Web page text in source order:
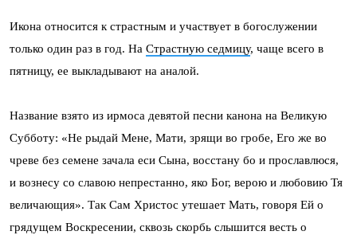
Икона относится к страстным и участвует в богослужении
только один раз в год. На Страстную седмицу, чаще всего в
пятницу, ее выкладывают на аналой.
Название взято из ирмоса девятой песни канона на Великую
Субботу: «Не рыдай Мене, Мати, зрящи во гробе, Его же во
чреве без семене зачала еси Сына, восстану бо и прославлюся,
и вознесу со славою непрестанно, яко Бог, верою и любовию Тя
величающия». Так Сам Христос утешает Мать, говоря Ей о
грядущем Воскресении, сквозь скорбь слышится весть о